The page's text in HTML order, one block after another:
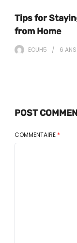
Tips for
from Home
EOUH5 6 ANS
POST
COMMENTAIRE *